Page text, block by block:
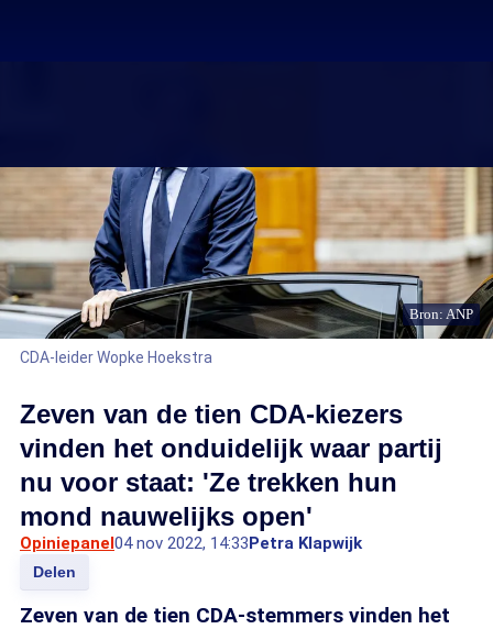
Bron: ANP
CDA-leider Wopke Hoekstra
Zeven van de tien CDA-kiezers
vinden het onduidelijk waar partij
nu voor staat: 'Ze trekken hun
mond nauwelijks open'
Opiniepanel04 nov 2022, 14:33Petra Klapwijk
Delen
Zeven van de tien CDA-stemmers vinden het